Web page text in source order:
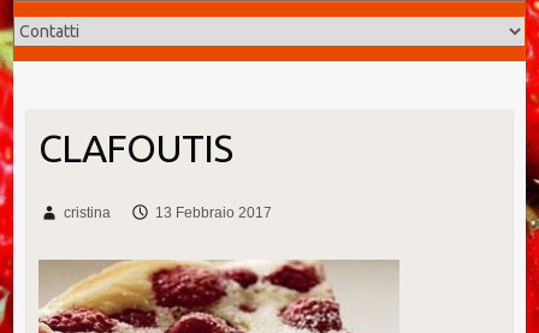
CLAFOUTIS
cristina 13 Febbraio 2017